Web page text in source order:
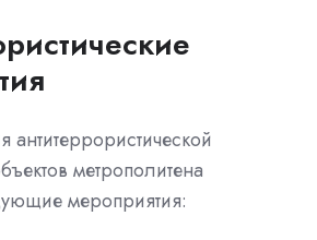
антитеррористической
метрополитена
мероприятия: